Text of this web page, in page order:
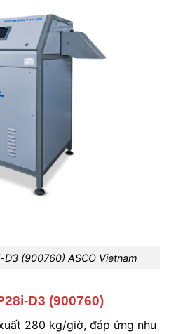
(900760) ASCO Vietnam
D3 (900760)
280 kg/giờ, đáp ứng nhu